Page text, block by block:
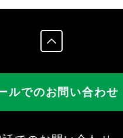
ルでのお問い合わせ